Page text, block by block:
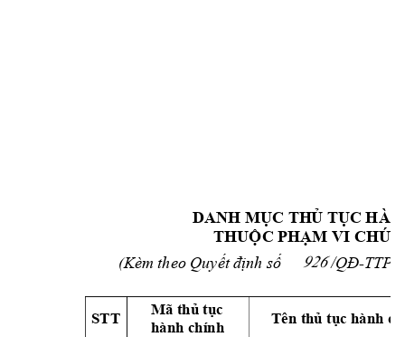
DANH MỤC THỦ TỤC
THUỘC PHẠM VI CHỨ
(Kèm theo Quyết định số            /QĐ-
STT
Mã thủ tục
hành chính
Tên thủ tục hành
926